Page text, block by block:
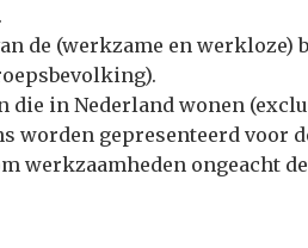
de (werkzame en werkloze)
die in Nederland wonen
worden gepresenteerd voor
werkzaamheden ongeacht